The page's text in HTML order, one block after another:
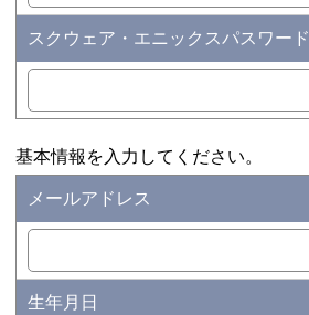
スクウェア・エニックスパスワード
基本情報を入力してください。
メールアドレス
生年月日